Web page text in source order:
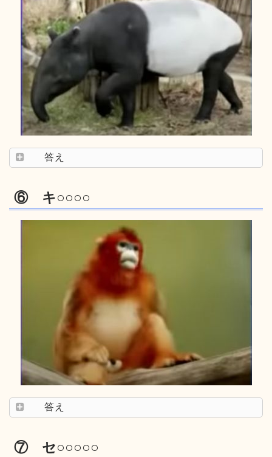
答え
⑥ キ○○○○
答え
⑦ セ○○○○○